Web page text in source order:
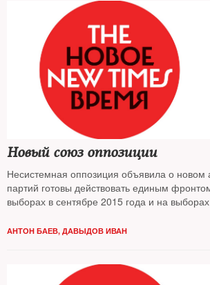
Новый союз оппозиции
Несистемная оппозиция объявила о новом
партий готовы действовать единым
выборах в сентябре 2015 года и на
смысл участвовать в выборах и что
АНТОН БАЕВ, ДАВЫДОВ ИВАН